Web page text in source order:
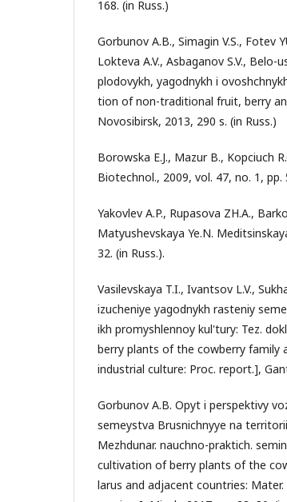
168. (in Russ.)
Gorbunov A.B., Simagin V.S., Fotev
Lokteva A.V., Asbaganov S.V.,
plodovykh, yagodnykh i
tion of non-traditional fruit, berry
Novosibirsk, 2013, 290 s. (in Russ.)
Borowska E.J., Mazur B., Kopciuch
Biotechnol., 2009, vol. 47, no. 1, pp.
Yakovlev A.P., Rupasova ZH.A.,
Matyushevskaya Ye.N.
32. (in Russ.).
Vasilevskaya T.I., Ivantsov L.V.,
izucheniye yagodnykh rasteniy
ikh promyshlennoy kul'tury: Tez.
berry plants of the cowberry family
industrial culture: Proc. report.],
Gorbunov A.B. Opyt i perspektivy
semeystva Brusnichnyye na
Mezhdunar. nauchno-praktich.
cultivation of berry plants of the
larus and adjacent countries: